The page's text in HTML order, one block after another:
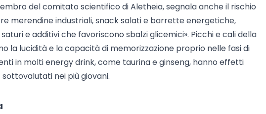
del comitato scientifico di Aletheia, segnala anche il rischio
merendine industriali, snack salati e barrette energetiche,
e additivi che favoriscono sbalzi glicemici». Picchi e cali della
la lucidità e la capacità di memorizzazione proprio nelle fasi di
in molti energy drink, come taurina e ginseng, hanno effetti
nei più giovani.